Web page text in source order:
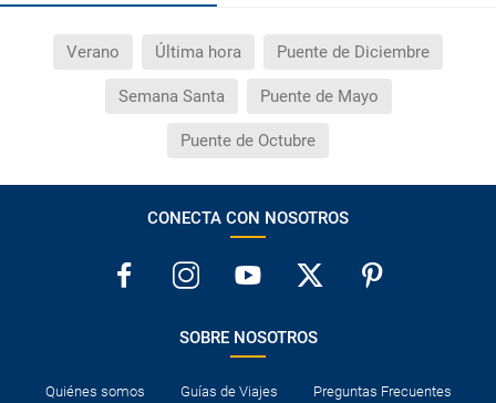
Verano Última hora Puente de Diciembre
Semana Santa Puente de Mayo
Puente de Octubre
CONECTA CON NOSOTROS
SOBRE NOSOTROS
Quiénes somos Guías de Viajes Preguntas Frecuentes